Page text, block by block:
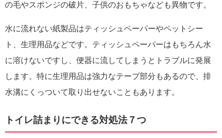
の毛やスポンジの破片、子供のおもちゃなども異物です。
水に流れない紙製品はティッシュペーパーやペットシー
ト、生理用品などです。ティッシュペーパーはもちろん水
に溶けないですし、便器に流してしまうとトラブルに発展
します。特に生理用品は強力なテープ部分もあるので、排
水溝にくっついて取り出せないこともあります。
トイレ詰まりにできる対処法７つ